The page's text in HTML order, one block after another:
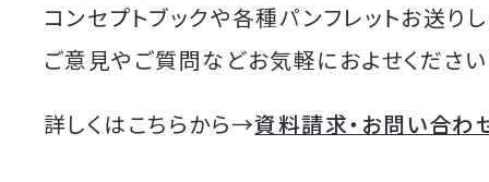
コンセプトブックや各種パンフレットお送りし
ご意見やご質問などお気軽におよせください
詳しくはこちらから→資料請求・お問い合わ